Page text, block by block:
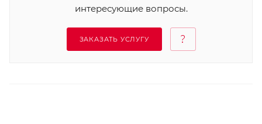
интересующие вопросы.
ЗАКАЗАТЬ УСЛУГУ